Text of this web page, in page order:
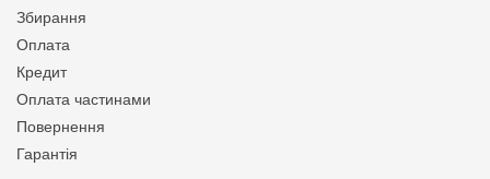
Збирання
Оплата
Кредит
Оплата частинами
Повернення
Гарантія